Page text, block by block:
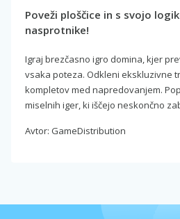
Poveži ploščice in s svojo
nasprotnike!
Igraj brezčasno igro domina, kjer
vsaka poteza. Odkleni ekskluzivne
kompletov med napredovanjem.
miselnih iger, ki iščejo neskončno
Avtor: GameDistribution